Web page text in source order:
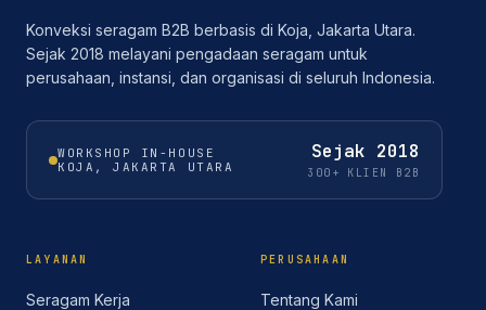
Konveksi seragam B2B berbasis di Koja, Jakarta Utara.
Sejak 2018 melayani pengadaan seragam untuk
perusahaan, instansi, dan organisasi di seluruh Indonesia.
WORKSHOP IN-HOUSE
KOJA, JAKARTA UTARA
Sejak 2018
300+ KLIEN B2B
LAYANAN
Seragam Kerja
PERUSAHAAN
Tentang Kami